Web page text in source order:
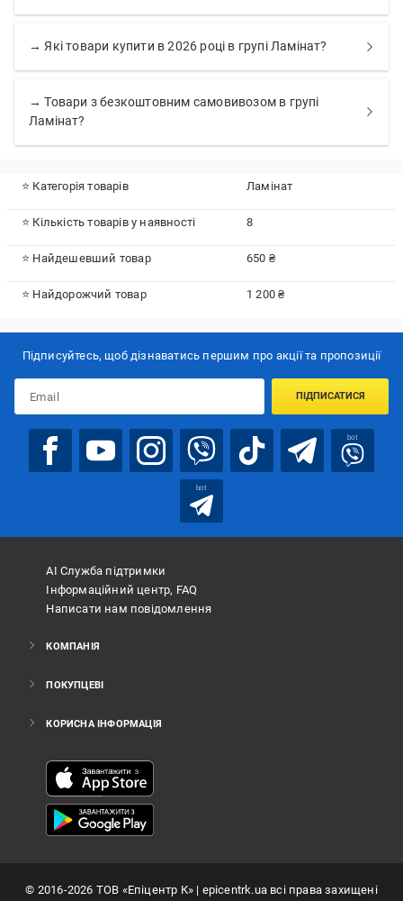
→ Які товари купити в 2026 році в групі Ламінат?
→ Товари з безкоштовним самовивозом в групі
Ламінат?
⭐ Категорія товарів Ламінат
⭐ Кількість товарів у наявності 8
⭐ Найдешевший товар 650 ₴
⭐ Найдорожчий товар 1 200 ₴
Підписуйтесь, щоб дізнаватись першим про акції та пропозиції
ПІДПИСАТИСЯ
bot
bot
АІ Служба підтримки
Інформаційний центр, FAQ
Написати нам повідомлення
КОМПАНІЯ
ПОКУПЦЕВІ
КОРИСНА ІНФОРМАЦІЯ
© 2016-2026 ТОВ «Епіцентр К»| epicentrk.ua всі права захищені